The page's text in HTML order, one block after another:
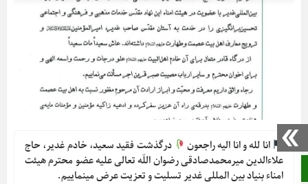
صفحه نخست
انا لله و انا الیه راجعون
درگذشت فقید سعید، خادم غدیر، حاج
علاءالدین میرمحمدصادقی رضوان اللّه تعالی علیه عضو محترم هیئت
امناء بنیاد بین المللی غدیر تسلیت و تعزیت عرض مینماییم.